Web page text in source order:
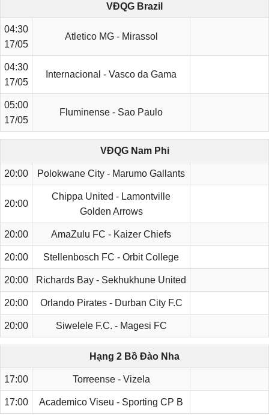
VĐQG Brazil
04:30
17/05
Atletico MG - Mirassol
04:30
17/05
Internacional - Vasco da Gama
05:00
17/05
Fluminense - Sao Paulo
VĐQG Nam Phi
20:00 Polokwane City - Marumo Gallants
20:00
Chippa United - Lamontville
Golden Arrows
20:00 AmaZulu FC - Kaizer Chiefs
20:00 Stellenbosch FC - Orbit College
20:00 Richards Bay - Sekhukhune United
20:00 Orlando Pirates - Durban City F.C
20:00 Siwelele F.C. - Magesi FC
Hạng 2 Bồ Đào Nha
17:00 Torreense - Vizela
17:00 Academico Viseu - Sporting CP B